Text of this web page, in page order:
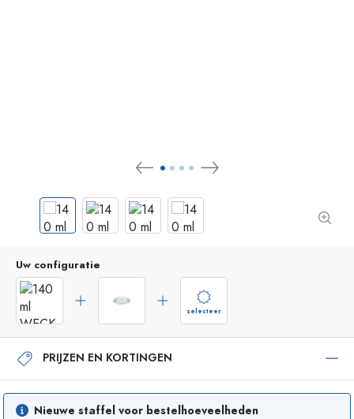
Uw configuratie
selecteer
PRIJZEN EN KORTINGEN
Nieuwe staffel voor bestelhoeveelheden